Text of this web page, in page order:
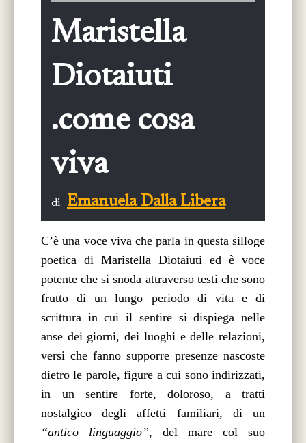
Maristella
Diotaiuti
.come cosa
viva
di Emanuela Dalla Libera
C’è una voce viva che parla in questa silloge
poetica di Maristella Diotaiuti ed è voce
potente che si snoda attraverso testi che sono
frutto di un lungo periodo di vita e di
scrittura in cui il sentire si dispiega nelle
anse dei giorni, dei luoghi e delle relazioni,
versi che fanno supporre presenze nascoste
dietro le parole, figure a cui sono indirizzati,
in un sentire forte, doloroso, a tratti
nostalgico degli affetti familiari, di un
“antico linguaggio”, del mare col suo